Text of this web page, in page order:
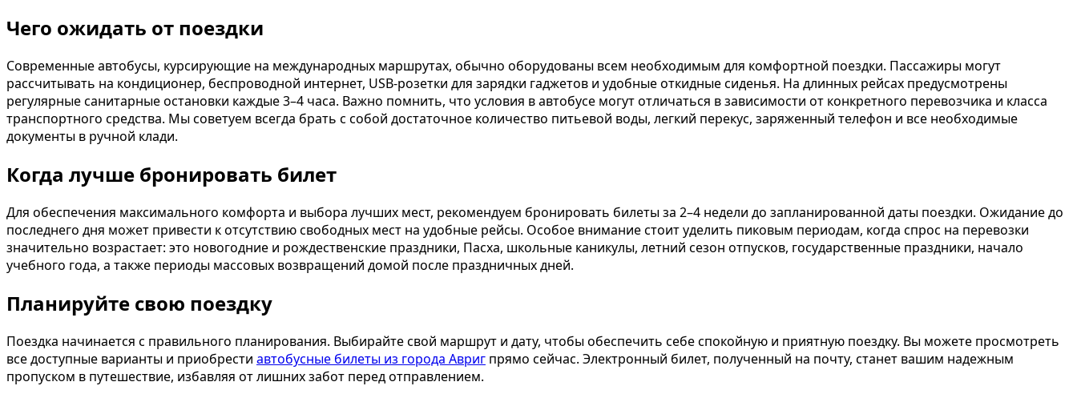
Чего ожидать от поездки
Современные автобусы, курсирующие на международных маршрутах, обычно оборудованы всем необходимым для комфортной поездки. Пассажиры могут
рассчитывать на кондиционер, беспроводной интернет, USB-розетки для зарядки гаджетов и удобные откидные сиденья. На длинных рейсах предусмотрены
регулярные санитарные остановки каждые 3–4 часа. Важно помнить, что условия в автобусе могут отличаться в зависимости от конкретного перевозчика и класса
транспортного средства. Мы советуем всегда брать с собой достаточное количество питьевой воды, легкий перекус, заряженный телефон и все необходимые
документы в ручной клади.
Когда лучше бронировать билет
Для обеспечения максимального комфорта и выбора лучших мест, рекомендуем бронировать билеты за 2–4 недели до запланированной даты поездки. Ожидание до
последнего дня может привести к отсутствию свободных мест на удобные рейсы. Особое внимание стоит уделить пиковым периодам, когда спрос на перевозки
значительно возрастает: это новогодние и рождественские праздники, Пасха, школьные каникулы, летний сезон отпусков, государственные праздники, начало
учебного года, а также периоды массовых возвращений домой после праздничных дней.
Планируйте свою поездку
Поездка начинается с правильного планирования. Выбирайте свой маршрут и дату, чтобы обеспечить себе спокойную и приятную поездку. Вы можете просмотреть
все доступные варианты и приобрести автобусные билеты из города Авриг прямо сейчас. Электронный билет, полученный на почту, станет вашим надежным
пропуском в путешествие, избавляя от лишних забот перед отправлением.